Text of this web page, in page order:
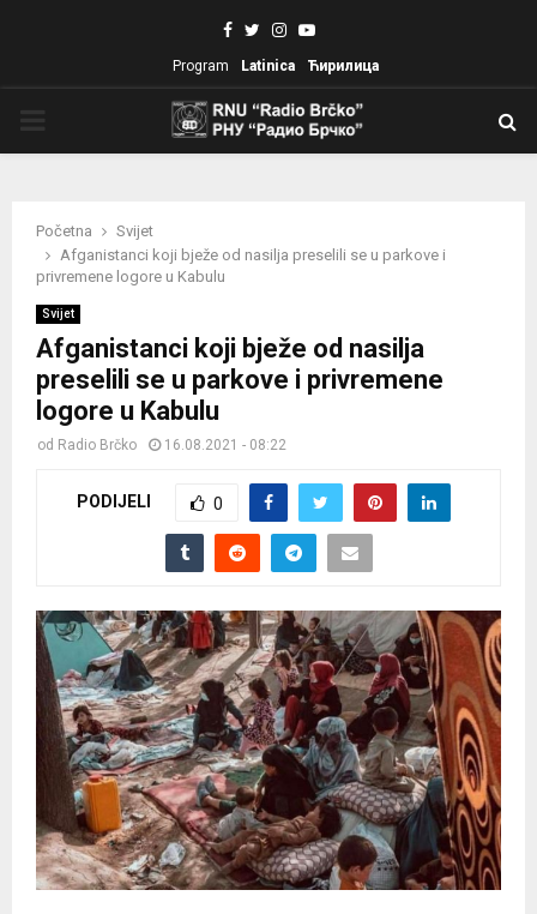
Facebook
TwitterInstagram
Youtube
Program Latinica Ћирилица
Početna
Svijet
Afganistanci koji bježe od nasilja preselili se u parkove i
privremene logore u Kabulu
Svijet
Afganistanci koji bježe od nasilja
preselili se u parkove i privremene
logore u Kabulu
od Radio Brčko 16.08.2021 - 08:22
PODIJELI 0